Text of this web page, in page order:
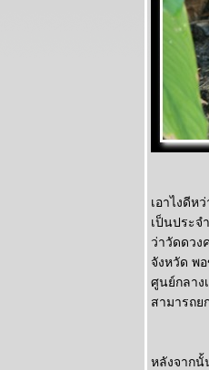
เอาไงดีห
เป็นประจ
ว่าวัดดวง
จังหวัด พ
ศูนย์กลาง
สามารถย
หลังจากนั้